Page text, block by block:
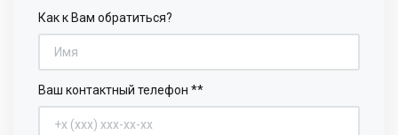
Как к Вам обратиться?
Ваш контактный телефон **